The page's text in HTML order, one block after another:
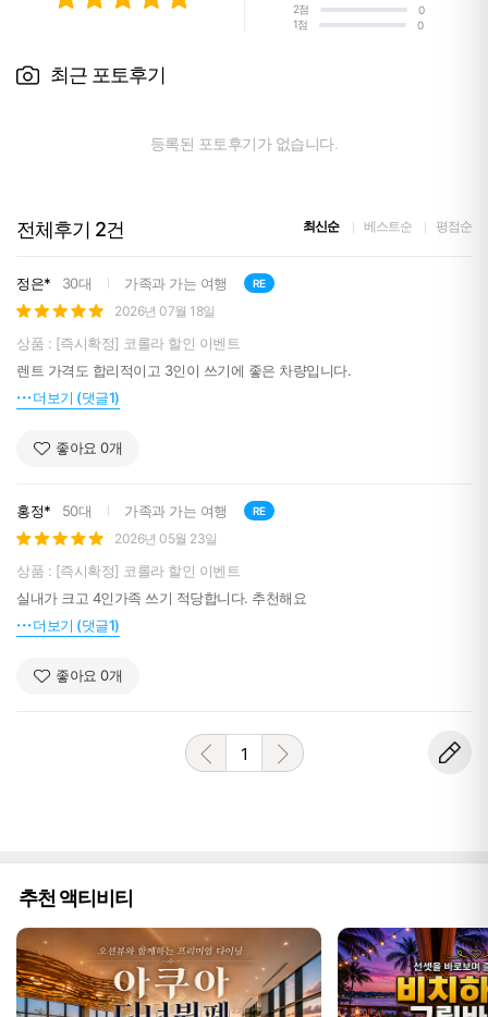
2점
0
1점
0
최근 포토후기
등록된 포토후기가 없습니다.
전체후기 2건 최신순 베스트순 평점순
정은* 30대 가족과 가는 여행 RE
2026년 07월 18일
상품 : [즉시확정] 코롤라 할인 이벤트
렌트 가격도 합리적이고 3인이 쓰기에 좋은 차량입니다.
더보기 (댓글1)
좋아요 0개
홍정* 50대 가족과 가는 여행 RE
2026년 05월 23일
상품 : [즉시확정] 코롤라 할인 이벤트
실내가 크고 4인가족 쓰기 적당합니다. 추천해요
더보기 (댓글1)
좋아요 0개
1
추천 액티비티